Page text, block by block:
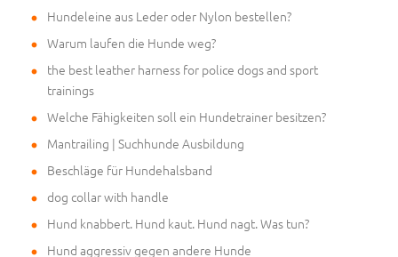
Hundeleine aus Leder oder Nylon bestellen?
Warum laufen die Hunde weg?
the best leather harness for police dogs and sport
trainings
Welche Fähigkeiten soll ein Hundetrainer besitzen?
Mantrailing | Suchhunde Ausbildung
Beschläge für Hundehalsband
dog collar with handle
Hund knabbert. Hund kaut. Hund nagt. Was tun?
Hund aggressiv gegen andere Hunde